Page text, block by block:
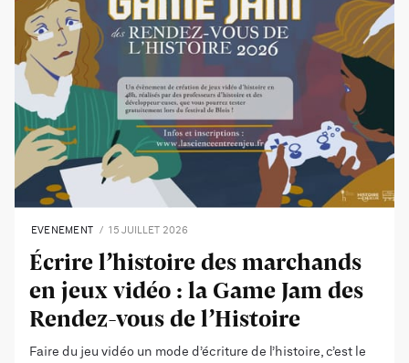
EVENEMENT 15 JUILLET 2026
Écrire l’histoire des marchands
en jeux vidéo : la Game Jam des
Rendez-vous de l’Histoire
Faire du jeu vidéo un mode d’écriture de l’histoire, c’est le